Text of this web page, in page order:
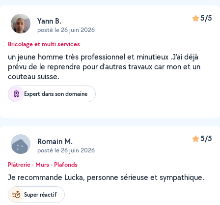
Yann B.
posté le 26 juin 2026
5/5
Bricolage et multi services
un jeune homme très professionnel et minutieux .J'ai déjà
prévu de le reprendre pour d'autres travaux car mon et un
couteau suisse.
Expert dans son domaine
Romain M.
posté le 26 juin 2026
5/5
Plâtrerie - Murs - Plafonds
Je recommande Lucka, personne sérieuse et sympathique.
Super réactif